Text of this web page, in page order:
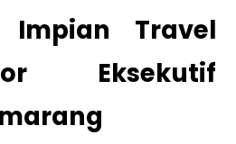
Impian Travel
Eksekutif